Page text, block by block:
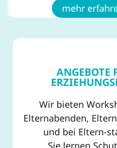
mehr
ANGEBOTE
Wir bieten
Elternabenden,
und bei Eltern-
Sie lernen